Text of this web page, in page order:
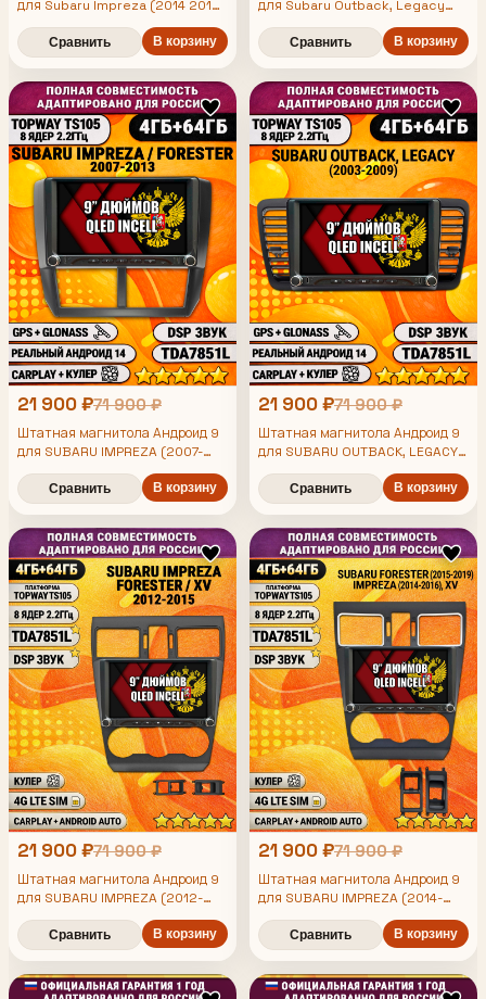
для Subaru Impreza (2014 2015
2018 2019), Xv, рамка черная
матовая, TS105 8 ядер, 4/64гб,
Auto, Gps/Глонасс
Сравнить В корзину
для Subaru Outback, Legacy
2008 2009), TS105 8 ядер,
4/64гб, Qled Incell,
Глонасс
Сравнить В корзину
21 900 ₽71 900 ₽
Штатная магнитола Андроид 9
для SUBARU IMPREZA (2007-
4/64гб, DSP, Topway TS105,
беспроводной CarPlay и Android
Auto, GPS и ГЛОНАСС
Сравнить В корзину
21 900 ₽71 900 ₽
Штатная магнитола Андроид 9
для SUBARU OUTBACK, LEGACY
(2003-2009), 4/64гб, DSP,
Topway TS105, беспроводной
CarPlay и Android Auto, GPS и
ГЛОНАСС
Сравнить В корзину
21 900 ₽71 900 ₽
Штатная магнитола Андроид 9
для SUBARU IMPREZA (2012-
XV, рамка черная матовая,
4/64гб, DSP, Topway TS105,
беспроводной CarPlay и Android
Auto, GPS и ГЛОНАСС
Сравнить В корзину
21 900 ₽71 900 ₽
Штатная магнитола Андроид 9
для SUBARU IMPREZA (2014-
XV, рамка черная матовая,
4/64гб, DSP, Topway TS105,
беспроводной CarPlay и Android
Auto, GPS и ГЛОНАСС
Сравнить В корзину